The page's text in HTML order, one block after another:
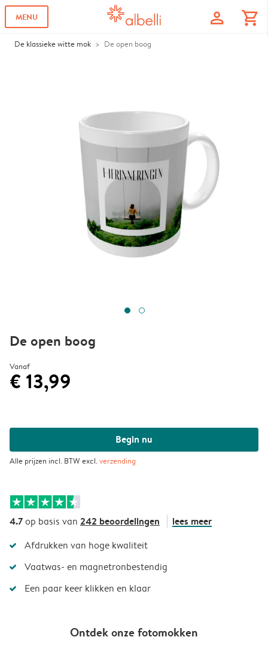
MENU profile shopping_cart
De klassieke witte mok De open boog
De open boog
Vanaf
€ 13,99
Begin nu
Alle prijzen incl. BTW excl.verzending
4.7op basis van 242 beoordelingen lees meer
Afdrukken van hoge kwaliteit
Vaatwas- en magnetronbestendig
Een paar keer klikken en klaar
Ontdek onze fotomokken